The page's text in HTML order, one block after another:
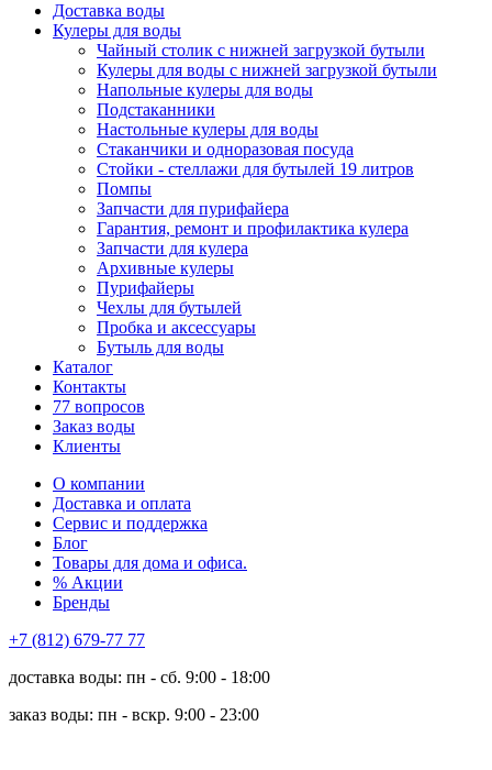
Доставка воды
Кулеры для воды
Чайный столик с нижней загрузкой бутыли
Кулеры для воды с нижней загрузкой бутыли
Напольные кулеры для воды
Подстаканники
Настольные кулеры для воды
Стаканчики и одноразовая посуда
Стойки - стеллажи для бутылей 19 литров
Помпы
Запчасти для пурифайера
Гарантия, ремонт и профилактика кулера
Запчасти для кулера
Архивные кулеры
Пурифайеры
Чехлы для бутылей
Пробка и аксессуары
Бутыль для воды
Каталог
Контакты
77 вопросов
Заказ воды
Клиенты
О компании
Доставка и оплата
Сервис и поддержка
Блог
Товары для дома и офиса.
% Акции
Бренды
+7 (812) 679-77 77
доставка воды: пн - сб. 9:00 - 18:00
заказ воды: пн - вскр. 9:00 - 23:00